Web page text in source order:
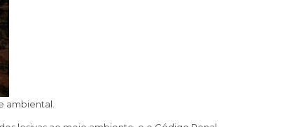
ambiental.